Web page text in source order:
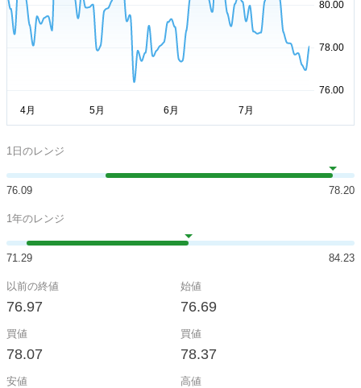
1日のレンジ
76.09 78.20
1年のレンジ
71.29 84.23
以前の終値
76.97
始値
76.69
買値
78.07
買値
78.37
安値 高値